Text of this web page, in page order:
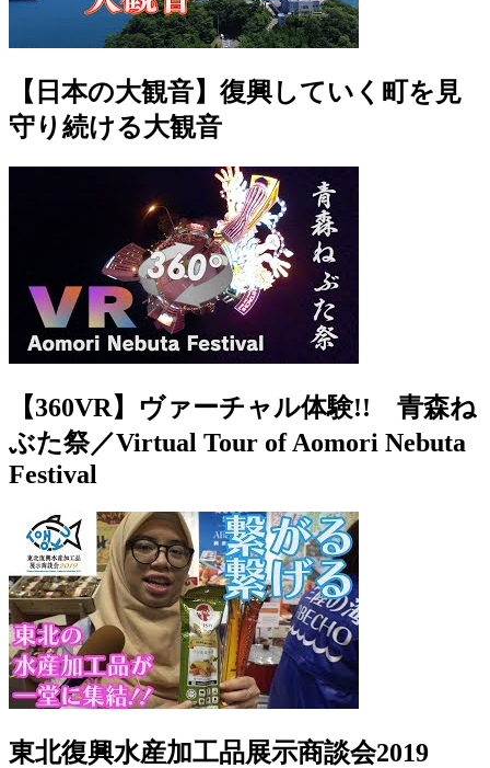
【日本の大観音】復興していく町を見
守り続ける大観音
【360VR】ヴァーチャル体験!! 青森ね
ぶた祭／Virtual Tour of Aomori Nebuta
Festival
東北復興水産加工品展示商談会2019